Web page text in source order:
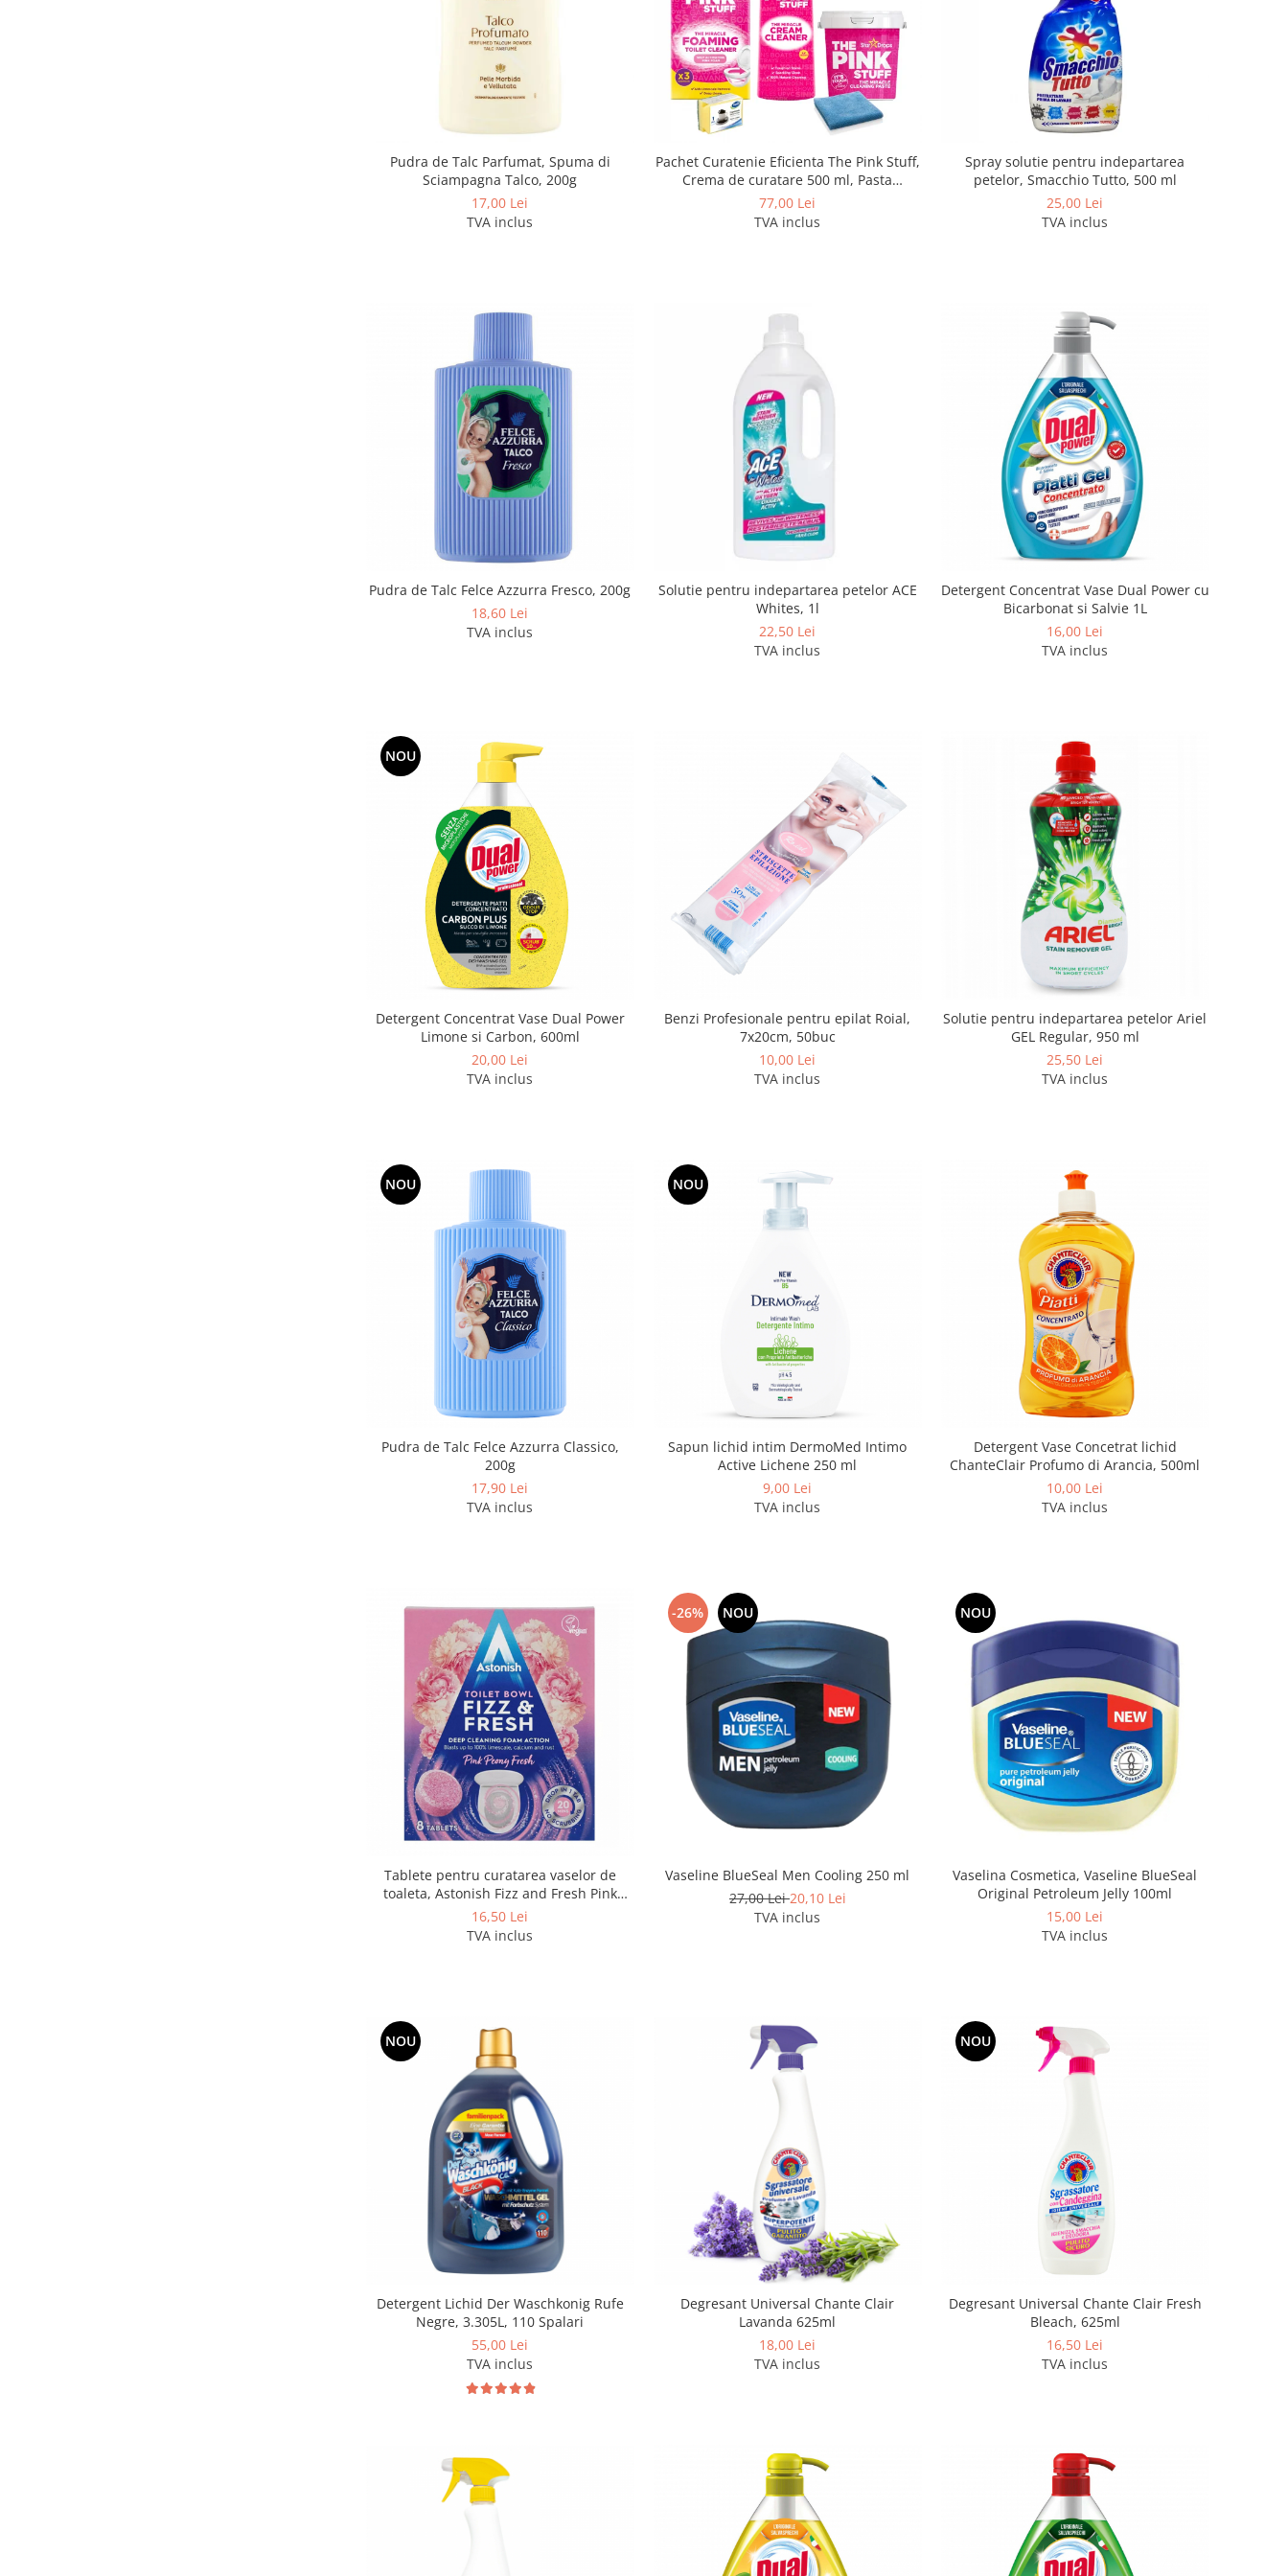
Pudra de Talc Parfumat, Spuma di
Sciampagna Talco, 200g
17,00 Lei
TVA inclus
Pachet Curatenie Eficienta The Pink Stuff,
Crema de curatare 500 ml, Pasta
Curatare 850 g, Pudra Spumanta 300g,
Laveta si Burete
77,00 Lei
TVA inclus
Spray solutie pentru indepartarea
petelor, Smacchio Tutto, 500 ml
25,00 Lei
TVA inclus
Pudra de Talc Felce Azzurra Fresco, 200g
18,60 Lei
TVA inclus
Solutie pentru indepartarea petelor ACE
Whites, 1l
22,50 Lei
TVA inclus
Detergent Concentrat Vase Dual Power cu
Bicarbonat si Salvie 1L
16,00 Lei
TVA inclus
NOU
Detergent Concentrat Vase Dual Power
Limone si Carbon, 600ml
20,00 Lei
TVA inclus
Benzi Profesionale pentru epilat Roial,
7x20cm, 50buc
10,00 Lei
TVA inclus
Solutie pentru indepartarea petelor Ariel
GEL Regular, 950 ml
25,50 Lei
TVA inclus
NOU
Pudra de Talc Felce Azzurra Classico,
200g
17,90 Lei
TVA inclus
NOU
Sapun lichid intim DermoMed Intimo
Active Lichene 250 ml
9,00 Lei
TVA inclus
Detergent Vase Concetrat lichid
ChanteClair Profumo di Arancia, 500ml
10,00 Lei
TVA inclus
Tablete pentru curatarea vaselor de
toaleta, Astonish Fizz and Fresh Pink
Peony Fresh 8 buc
16,50 Lei
TVA inclus
-26% NOU
Vaseline BlueSeal Men Cooling 250 ml
27,00 Lei20,10 Lei
TVA inclus
NOU
Vaselina Cosmetica, Vaseline BlueSeal
Original Petroleum Jelly 100ml
15,00 Lei
TVA inclus
NOU
Detergent Lichid Der Waschkonig Rufe
Negre, 3.305L, 110 Spalari
55,00 Lei
TVA inclus
Degresant Universal Chante Clair
Lavanda 625ml
18,00 Lei
TVA inclus
NOU
Degresant Universal Chante Clair Fresh
Bleach, 625ml
16,50 Lei
TVA inclus